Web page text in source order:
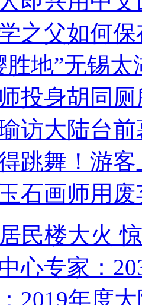
之父如何
胜地”无锡
投身胡同
访大陆台
跳舞！游客
石画师用
民楼大火
心专家：
2019年度